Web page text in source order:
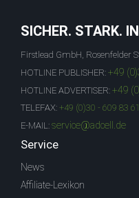
SICHER. STARK.
Firstlead GmbH, Rosenfelder
HOTLINE PUBLISHER: +49
HOTLINE ADVERTISER: +49
TELEFAX: +49 (0)30 - 609 83
E-MAIL: service@adcell.de
Service
News
Affiliate-Lexikon